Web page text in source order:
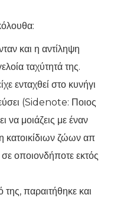
και η αντίληψη
ταχύτητά της.
ενταχθεί στο κυνήγι
(Sidenote: Ποιος
να μοιάζεις με έναν
κατοικίδιων ζώων απ
οποιονδήποτε εκτός
παραιτήθηκε και